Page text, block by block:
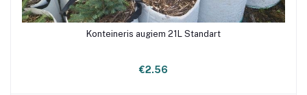
Konteineris augiem 21L Standart
€2.56